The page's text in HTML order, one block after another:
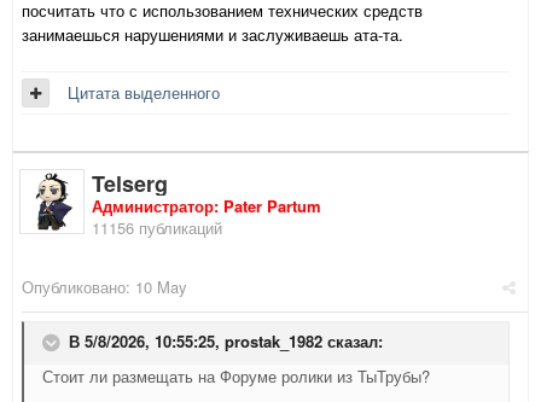
посчитать что с использованием технических средств
занимаешься нарушениями и заслуживаешь ата-та.
Цитата выделенного
Telserg
Администратор: Pater Partum
11156 публикаций
Опубликовано: 10 May
В 5/8/2026, 10:55:25, prostak_1982 сказал:
Стоит ли размещать на Форуме ролики из ТыТрубы?